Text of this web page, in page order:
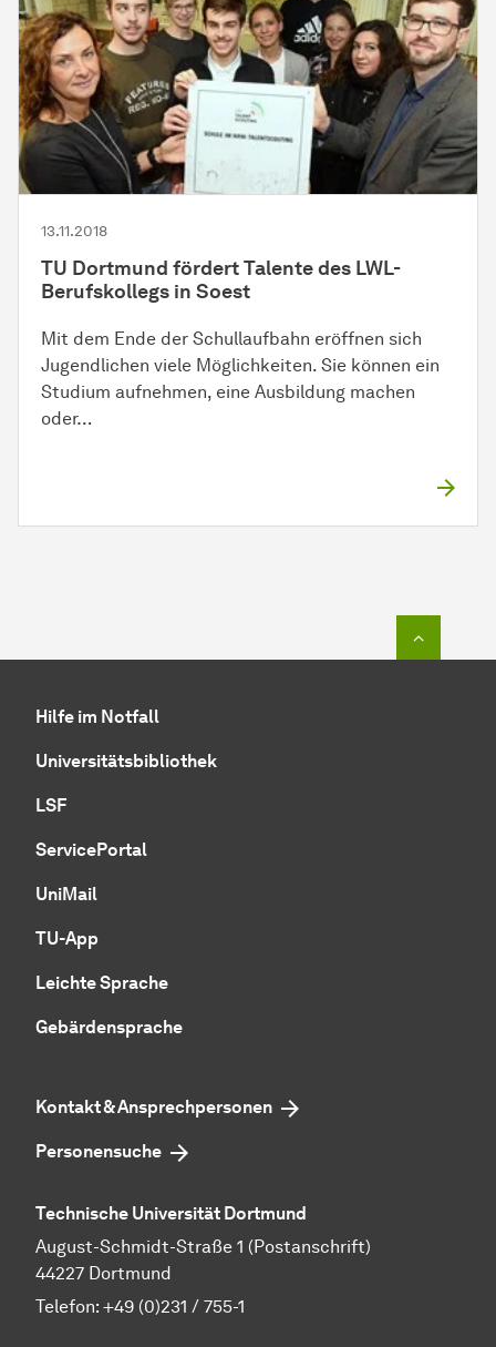
13.11.2018
TU Dortmund fördert Talente des LWL-
Berufskollegs in Soest
Mit dem Ende der Schullaufbahn eröffnen sich
Jugendlichen viele Möglichkeiten. Sie können ein
Studium aufnehmen, eine Ausbildung machen
oder…
Hilfe im Notfall
Universitätsbibliothek
LSF
ServicePortal
UniMail
TU-App
Leichte Sprache
Gebärdensprache
Kontakt & Ansprechpersonen
Personensuche
Technische Universität Dortmund
August-Schmidt-Straße 1 (Postanschrift)
44227 Dortmund
Telefon: +49 (0)231 / 755-1